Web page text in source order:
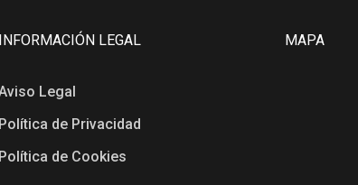
INFORMACIÓN LEGAL
Legal
Política de Privacidad
Política de Cookies
MAPA